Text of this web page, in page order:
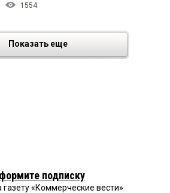
1554
Показать еще
подписку
газету «Коммерческие вести»